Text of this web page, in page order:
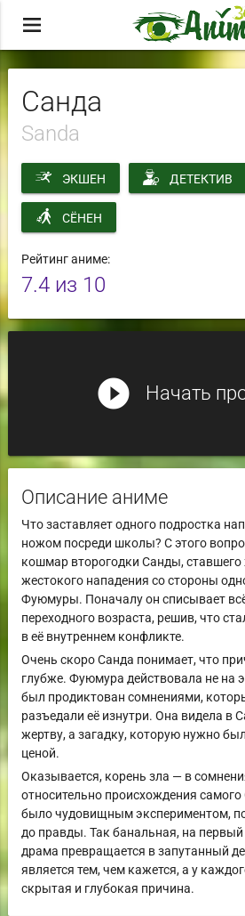
menu
Санда
Sanda
ЭКШЕН ДЕТЕКТИВ
СЁНЕН
Рейтинг аниме:
7.4из 10
play_circle_filled Начать
Описание аниме
Что заставляет одного подростка
ножом посреди школы? С этого
кошмар второгодки Санды, ставшего
жестокого нападения со стороны
Фуюмуры. Поначалу он списывает
переходного возраста, решив, что
в её внутреннем конфликте.
Очень скоро Санда понимает, что
глубже. Фуюмура действовала не на
был продиктован сомнениями,
разъедали её изнутри. Она видела в
жертву, а загадку, которую нужно
ценой.
Оказывается, корень зла — в
относительно происхождения
было чудовищным экспериментом,
до правды. Так банальная, на
драма превращается в запутанный
является тем, чем кажется, а у
скрытая и глубокая причина.